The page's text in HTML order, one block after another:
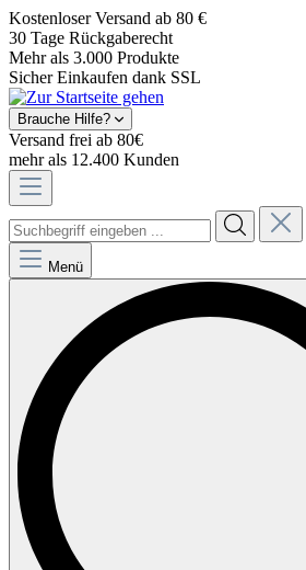
Kostenloser Versand ab 80 €
30 Tage Rückgaberecht
Mehr als 3.000 Produkte
Sicher Einkaufen dank SSL
Brauche Hilfe?
Versand frei ab 80€
mehr als 12.400 Kunden
Menü